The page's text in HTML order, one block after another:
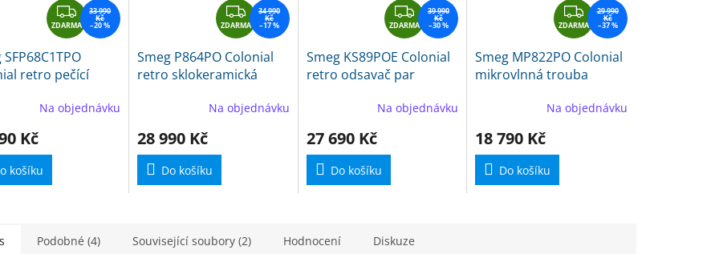
Z
D
A
R
A
ZDARMA
33 990
Kč
–20 %
retro pečící
Na objednávku
Kč
košíku
Z
D
A
R
A
ZDARMA
34 990
Kč
–17 %
Smeg P864PO Colonial
retro sklokeramická
Na objednávku
28 990 Kč
Do košíku
Z
D
A
R
A
ZDARMA
39 990
Kč
–30 %
Smeg KS89POE Colonial
retro odsavač par
Na objednávku
27 690 Kč
Do košíku
Z
D
A
R
A
ZDARMA
29 990
Kč
–37 %
Smeg MP822PO Colonial
mikrovlnná trouba
Na objednávku
18 790 Kč
Do košíku
Podobné (4) Související soubory (2) Hodnocení Diskuze